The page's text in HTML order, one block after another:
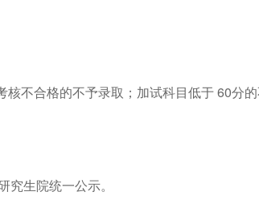
不合格的不予录取；加试科目低于 60分
生院统一公示。